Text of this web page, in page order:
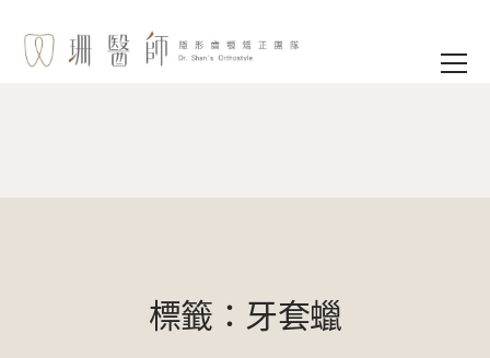
標籤：牙套蠟